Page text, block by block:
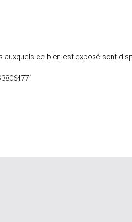
auxquels ce bien est exposé sont